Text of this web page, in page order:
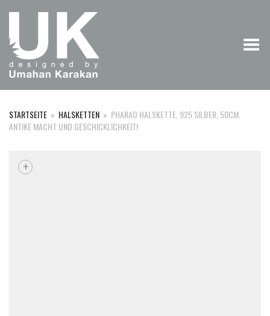
Menü umschalten
STARTSEITE » HALSKETTEN » PHARAO HALSKETTE, 925 SILBER, 50CM.
ANTIKE MACHT UND GESCHICKLICHKEIT!
+